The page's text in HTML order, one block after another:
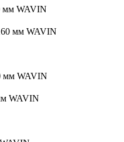
мм WAVIN
мм WAVIN